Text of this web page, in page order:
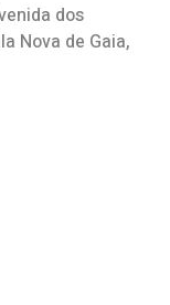
dos
Nova de Gaia,